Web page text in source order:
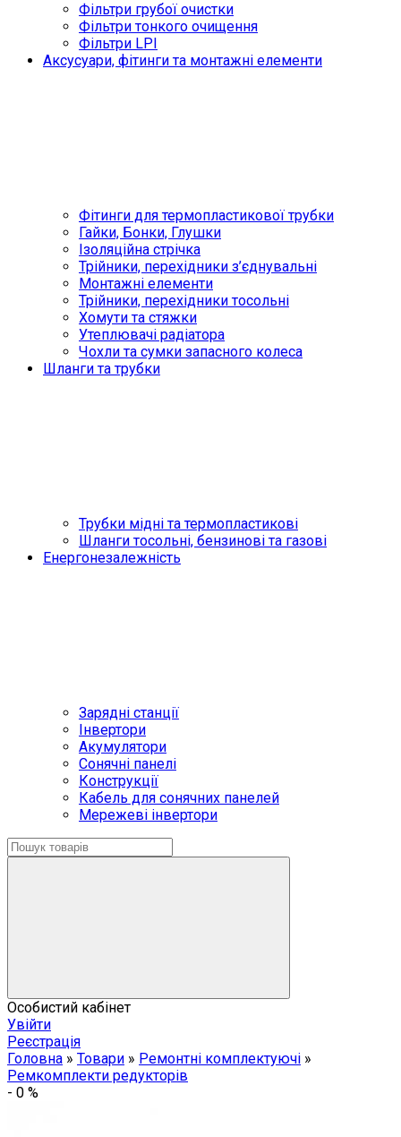
Фільтри грубої очистки
Фільтри тонкого очищення
Фільтри LPI
Аксусуари, фітинги та монтажні елементи
Фітинги для термопластикової трубки
Гайки, Бонки, Глушки
Ізоляційна стрічка
Трійники, перехідники з’єднувальні
Монтажні елементи
Трійники, перехідники тосольні
Хомути та стяжки
Утеплювачі радіатора
Чохли та сумки запасного колеса
Шланги та трубки
Трубки мідні та термопластикові
Шланги тосольні, бензинові та газові
Енергонезалежність
Зарядні станції
Інвертори
Акумулятори
Сонячні панелі
Конструкції
Кабель для сонячних панелей
Мережеві інвертори
Особистий кабінет
Увійти
Реєстрація
Головна » Товари » Ремонтні комплектуючі »
Ремкомплекти редукторів
- 0 %